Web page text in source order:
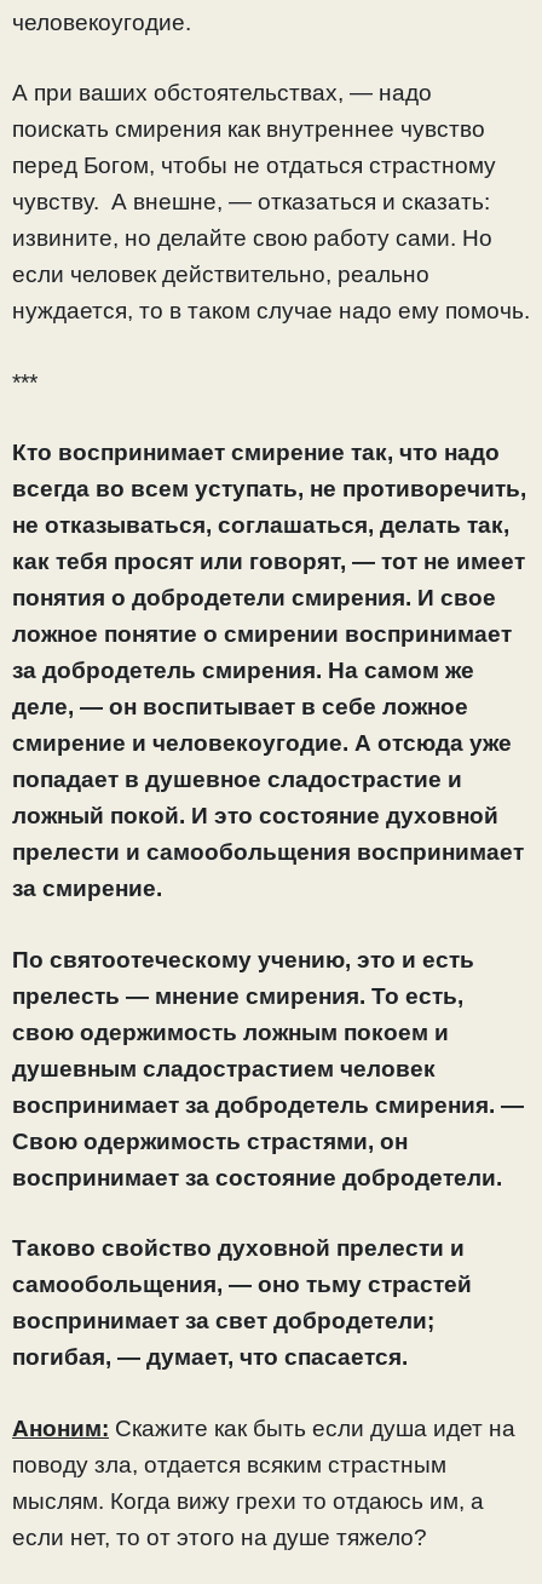
человекоугодие.
А при ваших обстоятельствах, — надо
поискать смирения как внутреннее чувство
перед Богом, чтобы не отдаться страстному
чувству. А внешне, — отказаться и сказать:
извините, но делайте свою работу сами. Но
если человек действительно, реально
нуждается, то в таком случае надо ему помочь.
***
Кто воспринимает смирение так, что надо
всегда во всем уступать, не противоречить,
не отказываться, соглашаться, делать так,
как тебя просят или говорят, — тот не имеет
понятия о добродетели смирения. И свое
ложное понятие о смирении воспринимает
за добродетель смирения. На самом же
деле, — он воспитывает в себе ложное
смирение и человекоугодие. А отсюда уже
попадает в душевное сладострастие и
ложный покой. И это состояние духовной
прелести и самообольщения воспринимает
за смирение.
По святоотеческому учению, это и есть
прелесть — мнение смирения. То есть,
свою одержимость ложным покоем и
душевным сладострастием человек
воспринимает за добродетель смирения. —
Свою одержимость страстями, он
воспринимает за состояние добродетели.
Таково свойство духовной прелести и
самообольщения, — оно тьму страстей
воспринимает за свет добродетели;
погибая, — думает, что спасается.
Аноним: Скажите как быть если душа идет на
поводу зла, отдается всяким страстным
мыслям. Когда вижу грехи то отдаюсь им, а
если нет, то от этого на душе тяжело?